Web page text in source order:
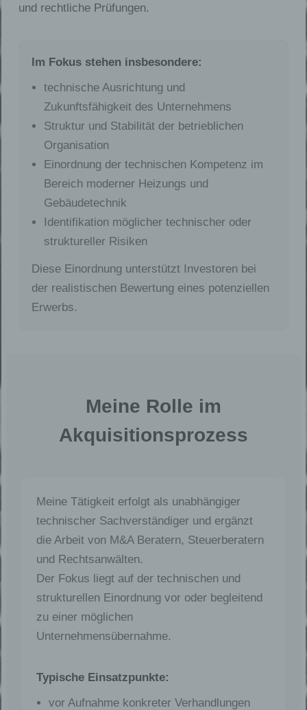
und rechtliche Prüfungen.
Im Fokus stehen insbesondere:
technische Ausrichtung und
Zukunftsfähigkeit des Unternehmens
Struktur und Stabilität der betrieblichen
Organisation
Einordnung der technischen Kompetenz im
Bereich moderner Heizungs und
Gebäudetechnik
Identifikation möglicher technischer oder
struktureller Risiken
Diese Einordnung unterstützt Investoren bei
der realistischen Bewertung eines potenziellen
Erwerbs.
Meine Rolle im
Akquisitionsprozess
Meine Tätigkeit erfolgt als unabhängiger
technischer Sachverständiger und ergänzt
die Arbeit von M&A Beratern, Steuerberatern
und Rechtsanwälten.
Der Fokus liegt auf der technischen und
strukturellen Einordnung vor oder begleitend
zu einer möglichen
Unternehmensübernahme.
Typische Einsatzpunkte:
vor Aufnahme konkreter Verhandlungen